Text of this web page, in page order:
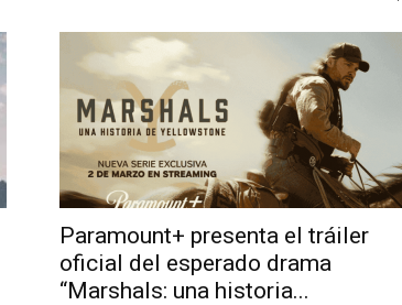
Paramount+ presenta el tráiler
oficial del esperado drama
“Marshals: una historia...